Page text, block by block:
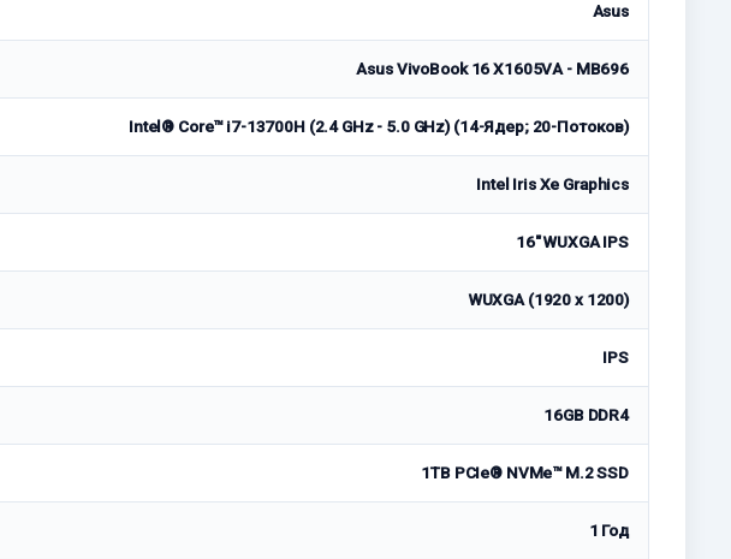
Asus
Asus VivoBook 16 X1605VA - MB696
Intel® Core™ i7-13700H (2.4 GHz - 5.0 GHz) (14-Ядeр; 20-Потоков)
Intel Iris Xe Graphics
16" WUXGA IPS
WUXGA (1920 x 1200)
IPS
16GB DDR4
1TB PCIe® NVMe™ M.2 SSD
1 Год